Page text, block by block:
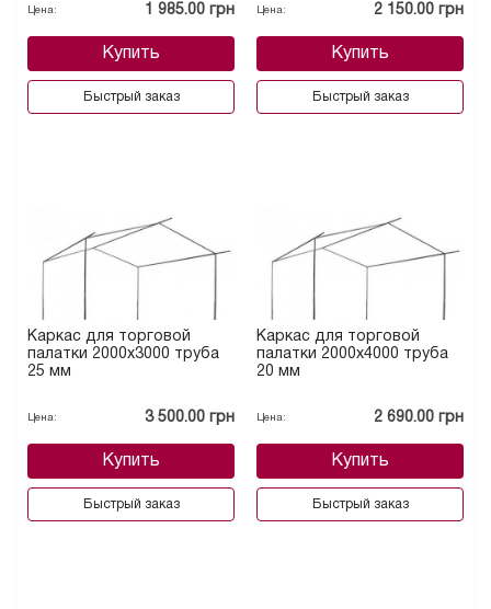
Цена: 1 985.00 грн
Купить
Быстрый заказ
Цена: 2 150.00 грн
Купить
Быстрый заказ
Каркас для торговой
палатки 2000х3000 труба
25 мм
Цена: 3 500.00 грн
Купить
Быстрый заказ
Каркас для торговой
палатки 2000х4000 труба
20 мм
Цена: 2 690.00 грн
Купить
Быстрый заказ